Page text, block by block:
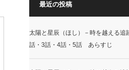
最近の投稿
太陽と星辰（ほし）－時を越える
話・3話・4話・5話 あらすじ